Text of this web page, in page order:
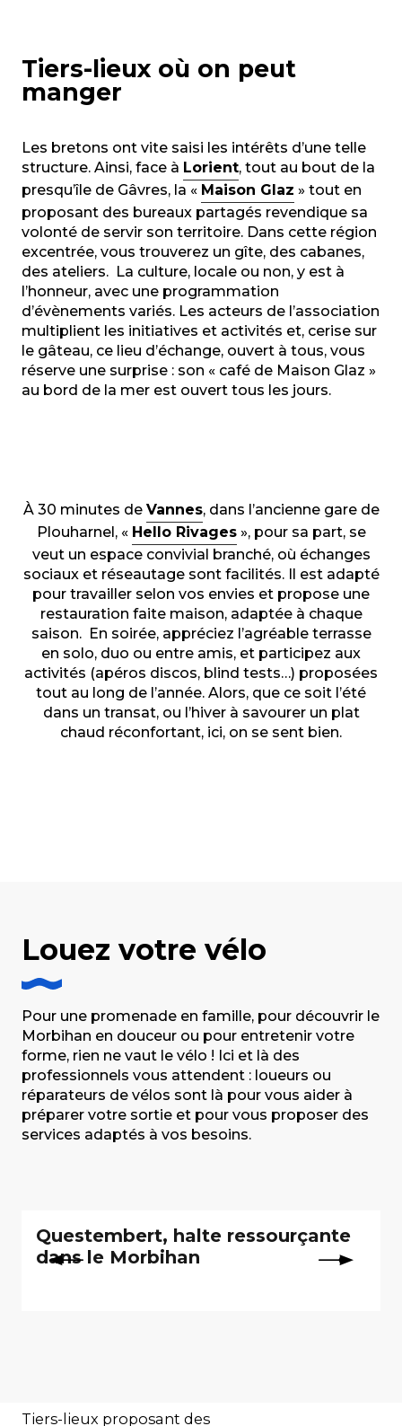
Tiers-lieux où on peut
manger
Les bretons ont vite saisi les intérêts d’une telle
structure. Ainsi, face à Lorient, tout au bout de la
presqu’île de Gâvres, la « Maison Glaz » tout en
proposant des bureaux partagés revendique sa
volonté de servir son territoire. Dans cette région
excentrée, vous trouverez un gîte, des cabanes,
des ateliers. La culture, locale ou non, y est à
l’honneur, avec une programmation
d’évènements variés. Les acteurs de l’association
multiplient les initiatives et activités et, cerise sur
le gâteau, ce lieu d’échange, ouvert à tous, vous
réserve une surprise : son « café de Maison Glaz »
au bord de la mer est ouvert tous les jours.
À 30 minutes de Vannes, dans l’ancienne gare de
Plouharnel, « Hello Rivages», pour sa part, se
veut un espace convivial branché, où échanges
sociaux et réseautage sont facilités. Il est adapté
pour travailler selon vos envies et propose une
restauration faite maison, adaptée à chaque
saison. En soirée, appréciez l’agréable terrasse
en solo, duo ou entre amis, et participez aux
activités (apéros discos, blind tests…) proposées
tout au long de l’année. Alors, que ce soit l’été
dans un transat, ou l’hiver à savourer un plat
chaud réconfortant, ici, on se sent bien.
Louez votre vélo
Pour une promenade en famille, pour découvrir le
Morbihan en douceur ou pour entretenir votre
forme, rien ne vaut le vélo ! Ici et là des
professionnels vous attendent : loueurs ou
réparateurs de vélos sont là pour vous aider à
préparer votre sortie et pour vous proposer des
services adaptés à vos besoins.
Questembert, halte ressourçante
dans le Morbihan
Tiers-lieux proposant des